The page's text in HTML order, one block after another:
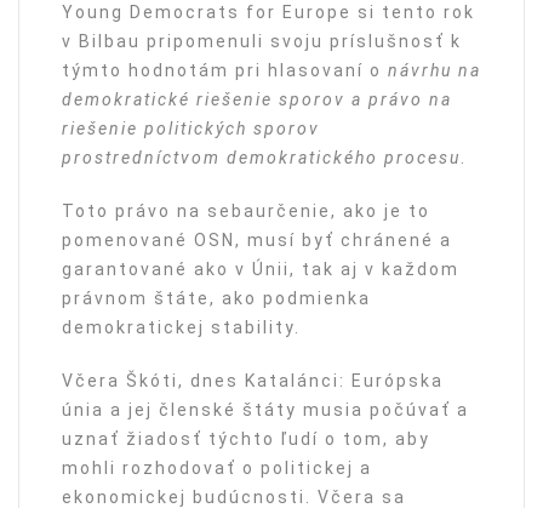
Young Democrats for Europe si tento rok
v Bilbau pripomenuli svoju príslušnosť k
týmto hodnotám pri hlasovaní o návrhu na
demokratické riešenie sporov a právo na
riešenie politických sporov
prostredníctvom demokratického procesu
Toto právo na sebaurčenie, ako je to
pomenované OSN, musí byť chránené a
garantované ako v Únii, tak aj v každom
právnom štáte, ako podmienka
demokratickej stability.
Včera Škóti, dnes Katalánci: Európska
únia a jej členské štáty musia počúvať a
uznať žiadosť týchto ľudí o tom, aby
mohli rozhodovať o politickej a
ekonomickej budúcnosti. Včera sa